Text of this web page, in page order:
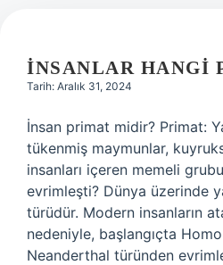
İNSANLAR HANGI
Tarih: Aralık 31, 2024
İnsan primat midir? Primat:
tükenmiş maymunlar,
insanları içeren memeli
evrimleşti? Dünya üzerinde
türüdür. Modern insanların
nedeniyle, başlangıçta
Neanderthal türünden